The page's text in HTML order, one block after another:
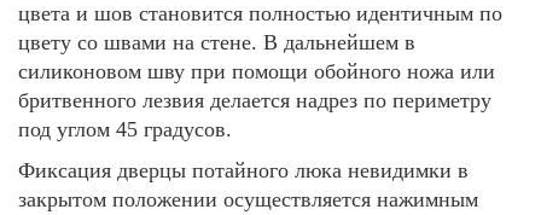
цвета и шов становится полностью идентичным по
цвету со швами на стене. В дальнейшем в
силиконовом шву при помощи обойного ножа или
бритвенного лезвия делается надрез по периметру
под углом 45 градусов.
Фиксация дверцы потайного люка невидимки в
закрытом положении осуществляется нажимным